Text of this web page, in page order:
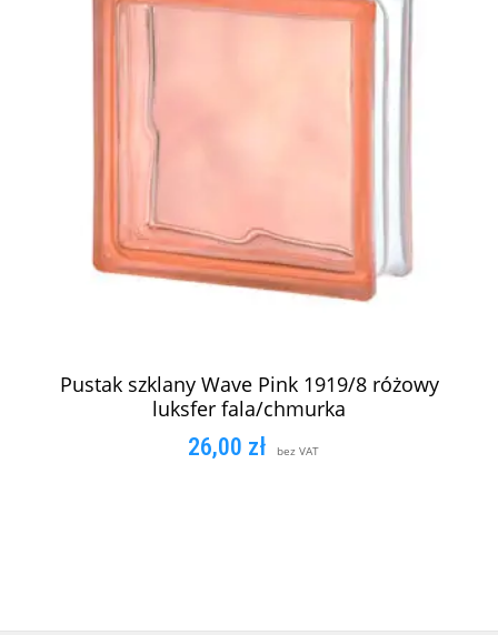
Pustak szklany Wave Pink 1919/8 różowy
luksfer fala/chmurka
26,00 zł bez VAT